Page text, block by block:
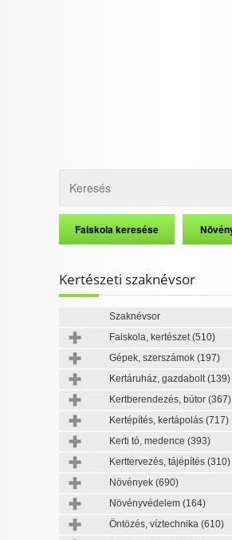
Kertészeti szaknévsor
Szaknévsor
Faiskola, kertészet(510)
Gépek, szerszámok (197)
Kertáruház, gazdabolt(139)
Kertberendezés, bútor (367)
Kertépítés, kertápolás (717)
Kerti tó, medence (393)
Kerttervezés, tájépítés (310)
Növények (690)
Növényvédelem (164)
Öntözés, víztechnika (610)